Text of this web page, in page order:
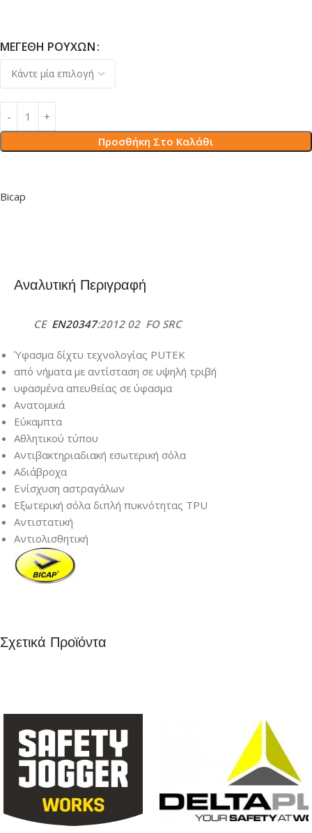
ΜΕΓΈΘΗ ΡΟΎΧΩΝ
Προσθήκη Στο Καλάθι
Bicap
Αναλυτική Περιγραφή
CE EN20347:2012 02 FO SRC
Ύφασμα δίχτυ τεχνολογίας PUTEK
από νήματα με αντίσταση σε υψηλή τριβή
υφασμένα απευθείας σε ύφασμα
Ανατομικά
Εύκαμπτα
Αθλητικού τύπου
Αντιβακτηριαδιακή εσωτερική σόλα
Αδιάβροχα
Ενίσχυση αστραγάλων
Εξωτερική σόλα διπλή πυκνότητας TPU
Αντιστατική
Αντιολισθητική
Σχετικά Προϊόντα